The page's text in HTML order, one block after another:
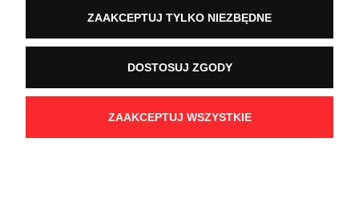
DOSTĘPNOŚCI
Necrons Tesseract Vault
Dostępność:
ZAAKCEPTUJ TYLKO NIEZBĘDNE
DOSTOSUJ ZGODY
ZAAKCEPTUJ WSZYSTKIE